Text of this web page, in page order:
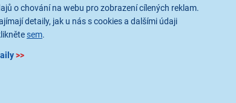
o chování na webu pro zobrazení cílených reklam.
detaily, jak u nás s cookies a dalšími údaji
sem.
>>